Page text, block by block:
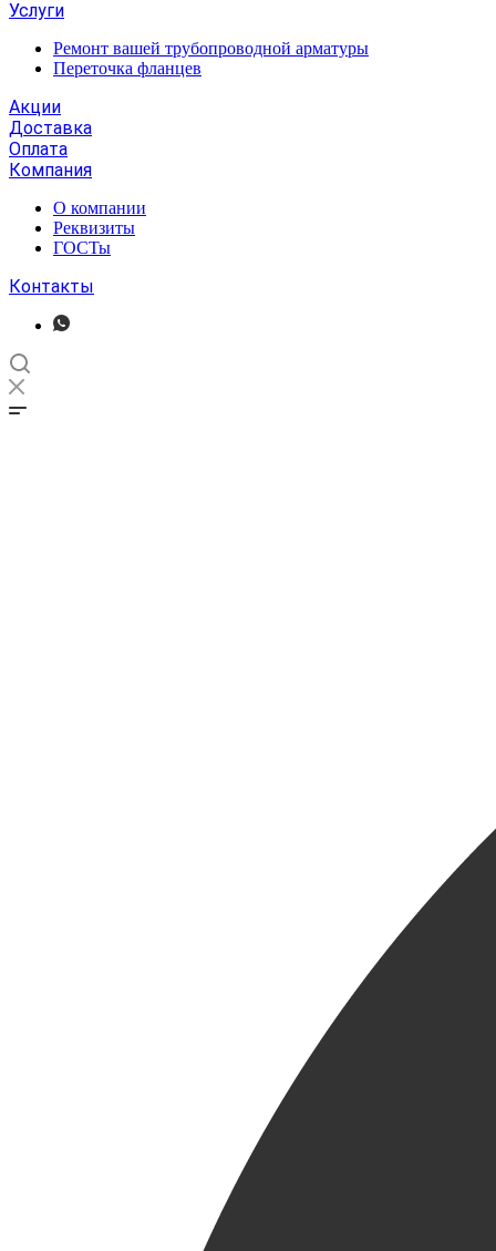
Услуги
Ремонт вашей трубопроводной арматуры
Переточка фланцев
Акции
Доставка
Оплата
Компания
О компании
Реквизиты
ГОСТы
Контакты